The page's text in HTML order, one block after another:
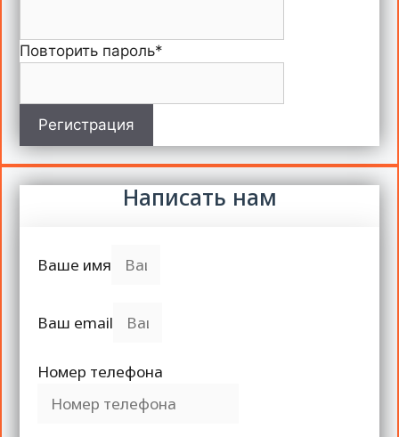
Повторить пароль*
Регистрация
Написать нам
Ваше имя
Ваш email
Номер телефона